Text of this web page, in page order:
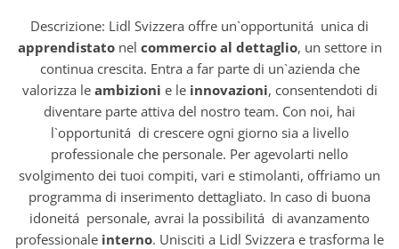
Descrizione: Lidl Svizzera offre un`opportunitá unica di
apprendistatonel commercio al dettaglio, un settore in
continua crescita. Entra a far parte di un`azienda che
valorizza le ambizioni e le innovazioni, consentendoti di
diventare parte attiva del nostro team. Con noi, hai
l`opportunitá di crescere ogni giorno sia a livello
professionale che personale. Per agevolarti nello
svolgimento dei tuoi compiti, vari e stimolanti, offriamo un
programma di inserimento dettagliato. In caso di buona
idoneitá personale, avrai la possibilitá di avanzamento
professionale interno. Unisciti a Lidl Svizzera e trasforma le